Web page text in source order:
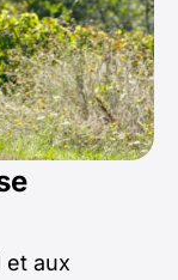
et aux